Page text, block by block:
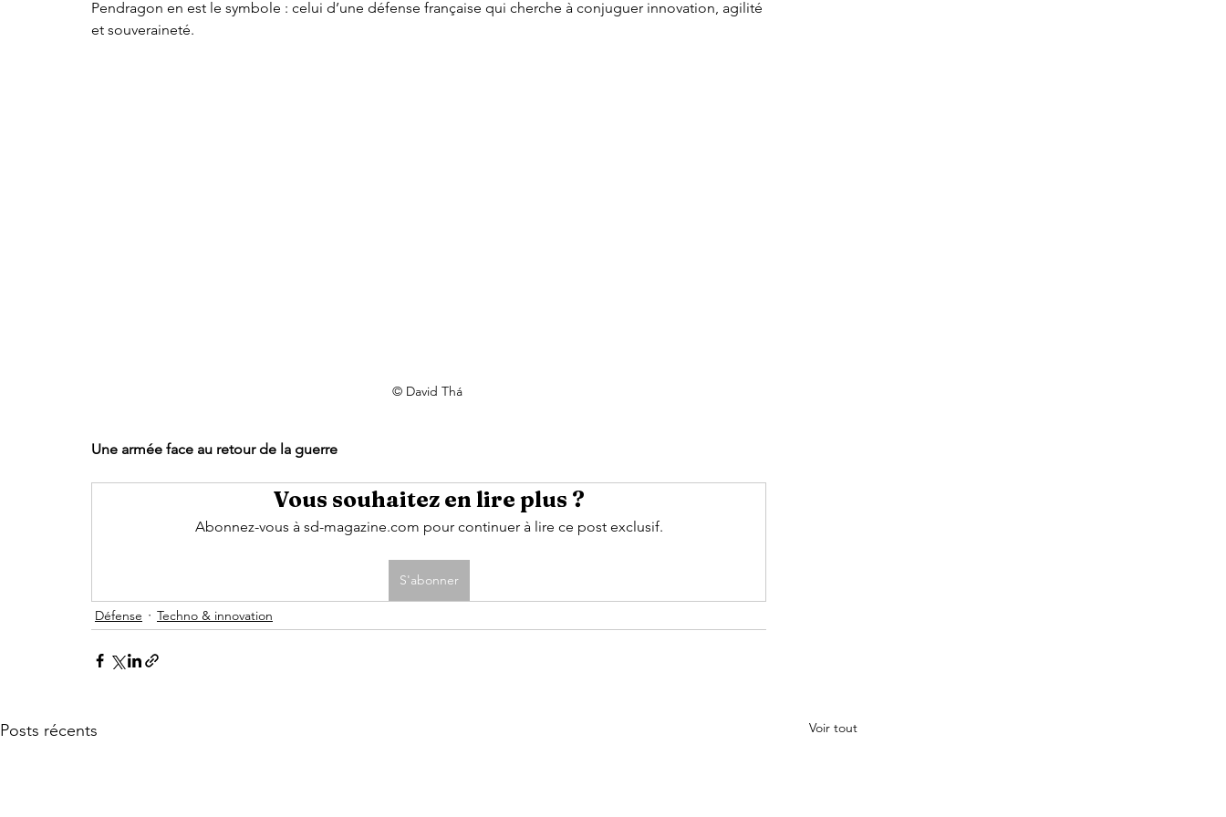
Pendragon en est le symbole : celui d’une défense française qui cherche à conjuguer innovation, agilité
et souveraineté.
© David Thá
Une armée face au retour de la guerre
Vous souhaitez en lire plus ?
Abonnez-vous à sd-magazine.com pour continuer à lire ce post exclusif.
S'abonner
Défense Techno & innovation
Posts récents Voir tout